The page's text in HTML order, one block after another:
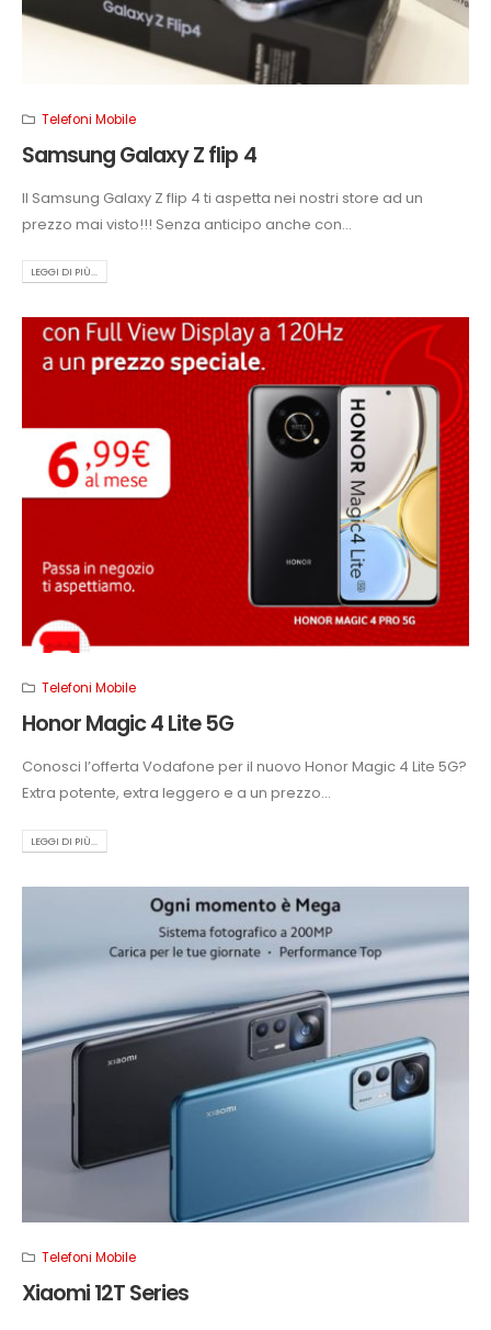
Telefoni Mobile
Samsung Galaxy Z flip 4
Il Samsung Galaxy Z flip 4 ti aspetta nei nostri store ad un
prezzo mai visto!!! Senza anticipo anche con...
LEGGI DI PIÙ...
Telefoni Mobile
Honor Magic 4 Lite 5G
Conosci l’offerta Vodafone per il nuovo Honor Magic 4 Lite 5G?
Extra potente, extra leggero e a un prezzo...
LEGGI DI PIÙ...
Telefoni Mobile
Xiaomi 12T Series